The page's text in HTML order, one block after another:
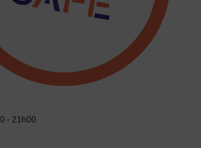
- 21h00